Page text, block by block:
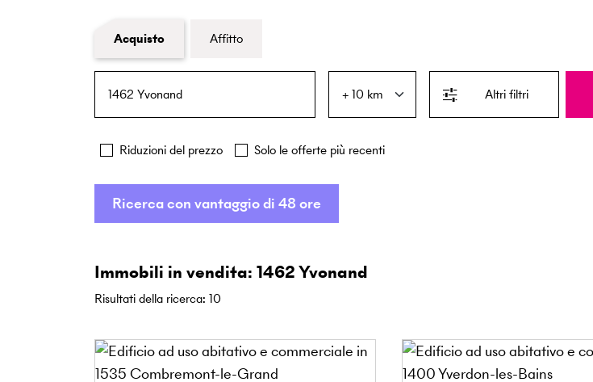
Modulo di ricerca immobiliare
Acquisto
Affitto
Altri filtri
Riduzioni del prezzo Solo le offerte più recenti
Ricerca con vantaggio di 48 ore
Immobili in vendita: 1462 Yvonand
Risultati della ricerca: 10